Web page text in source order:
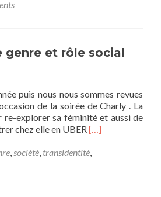
Rayonnante
genre et rôle social
puis nous nous sommes revues
de la soirée de Charly . La
re-explorer sa féminité et aussi de
chez elle en UBERRead
about
[…]
,société, transidentité,